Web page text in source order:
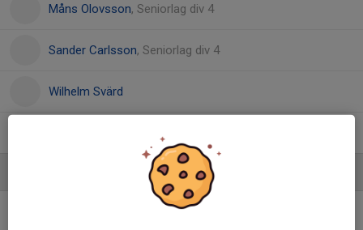
Måns Olovsson, Seniorlag div 4
Sander Carlsson, Seniorlag div 4
Wilhelm Svärd
Materialare